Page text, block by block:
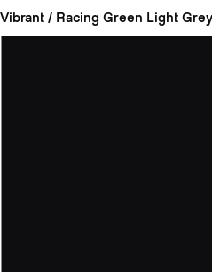
Vibrant / Racing Green Light